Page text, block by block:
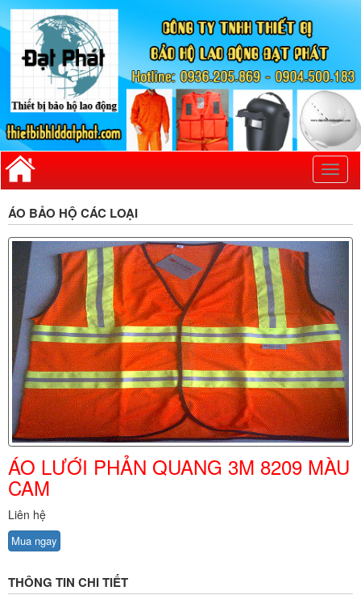
ÁO BẢO HỘ CÁC LOẠI
ÁO LƯỚI PHẢN QUANG 3M 8209 MÀU
CAM
Liên hệ
Mua ngay
THÔNG TIN CHI TIẾT